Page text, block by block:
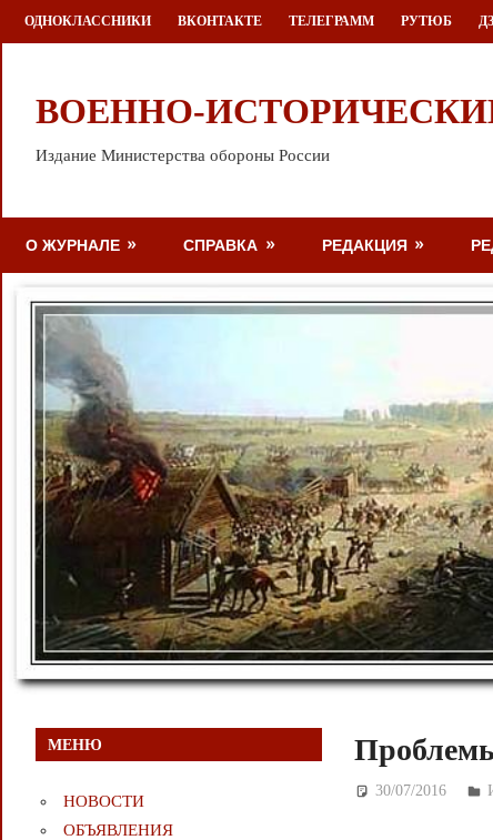
Перейти
к
ОДНОКЛАССНИКИ ВКОНТАКТЕ ТЕЛЕГРАММ РУТЮБ
ВОЕННО-
Издание Министерства обороны России
О ЖУРНАЛЕ СПРАВКА РЕДАКЦИЯ
30/07/2016
МЕНЮ
НОВОСТИ
ОБЪЯВЛЕНИЯ